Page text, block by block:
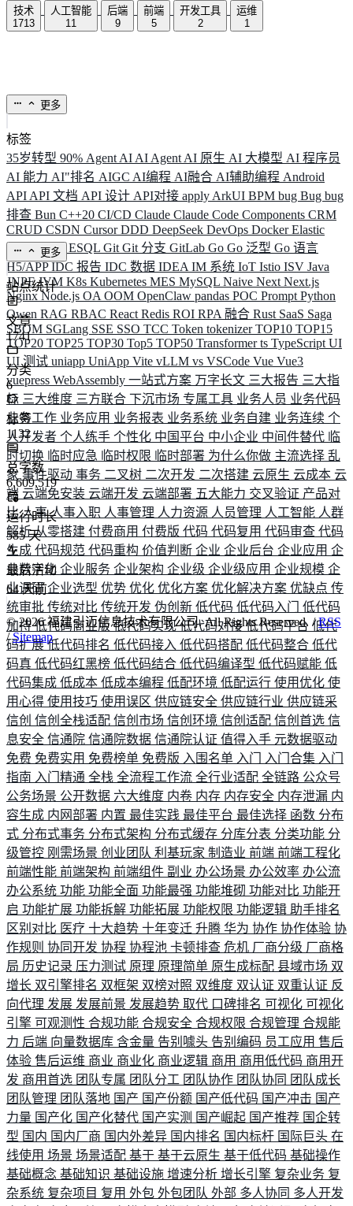
技术
1713
人工智能
11
后端
9
前端
5
开发工具
2
运维
1
更多
标签
35岁转型 90% Agent AI AI Agent AI 原生 AI 大模型 AI 程序员
AI 能力 AI"排名 AIGC AI编程 AI融合 AI辅助编程 Android
API API 文档 API 设计 API对接 apply ArkUI BPM bug Bug bug
排查 Bun C++20 CI/CD Claude Claude Code Components CRM
CRUD CSDN CursorDDD DeepSeek DevOps DockerElastic
ELK ElysiaESQL Git Git 分支 GitLab Go Go 泛型 Go 语言
H5/APPIDC 报告 IDC 数据 IDEA IM 系统 IoT Istio ISV Java
JNPFJVM K8s Kubernetes MES MySQL Naive Next Next.js
NginxNode.js OA OOM OpenClaw pandas POC Prompt Python
Qwen RAG RBAC React Redis ROI RPA 融合 Rust SaaS Saga
SBOM SGLang SSE SSO TCC Token tokenizerTOP10 TOP15
TOP20 TOP25 TOP30 Top5 TOP50 Transformerts TypeScript UI
UI 测试 uniapp UniApp Vite vLLM vs VSCode Vue Vue3
vuepress WebAssembly 一站式方案 万字长文 三大报告 三大指
标 三大维度 三方联合 下沉市场 专属工具 业务人员 业务代码
业务工作 业务应用 业务报表 业务系统 业务自建 业务连续 个
人开发者 个人练手 个性化 中国平台 中小企业 中间件替代 临
时切换 临时应急 临时权限 临时部署 为什么你做 主流选择 乱
象 事件驱动 事务 二叉树 二次开发 二次搭建 云原生 云成本 云
端 云端免安装 云端开发 云端部署 五大能力 交叉验证 产品对
比人事人事入职 人事管理 人力资源 人员管理 人工智能 人群
解析从零搭建 付费商用 付费版 代码 代码复用 代码审查 代码
生成 代码规范 代码重构 价值判断 企业 企业后台 企业应用 企
业数字化 企业服务 企业架构 企业级 企业级应用 企业规模 企
业调研企业选型 优势 优化 优化方案 优化解决方案 优缺点 传
统审批 传统对比 传统开发 伪创新 低代码 低代码入门 低代码
加持低代码商业版低代码实现低代码对接低代码平台 低代
码扩展低代码排名 低代码接入 低代码搭配 低代码整合 低代
码真 低代码红黑榜 低代码结合 低代码编译型 低代码赋能 低
代码集成 低成本 低成本编程 低配环境 低配运行 使用优化 使
用心得 使用技巧 使用误区 供应链安全 供应链行业 供应链采
信创 信创全栈适配 信创市场 信创环境 信创适配 信创首选 信
息安全 信通院 信通院数据 信通院认证 值得入手 元数据驱动
免费 免费实用 免费榜单 免费版 入围名单 入门 入门合集 入门
指南 入门精通 全栈 全流程工作流 全行业适配 全链路 公众号
公务场景 公开数据 六大维度 内卷 内存 内存安全 内存泄漏 内
容生成 内网部署 内置 最佳实践 最佳平台 最佳选择 函数 分布
式 分布式事务 分布式架构 分布式缓存 分库分表 分类功能 分
级管控 刚需场景 创业团队 利基玩家 制造业 前端 前端工程化
前端性能 前端架构 前端组件 副业 办公场景 办公效率 办公流
办公系统 功能 功能全面 功能最强 功能堆砌 功能对比 功能开
启 功能扩展 功能拆解 功能拓展 功能权限 功能逻辑 助手排名
区别对比 医疗 十大趋势 十年变迁 升腾 华为 协作 协作体验 协
作规则 协同开发 协程 协程池 卡顿排查 危机 厂商分级 厂商格
局 历史记录 压力测试 原理 原理简单 原生成标配 县域市场 双
增长 双引擎排名 双框架 双榜对照 双维度 双认证 双重认证 反
向代理 发展 发展前景 发展趋势 取代 口碑排名 可视化 可视化
引擎 可观测性 合规功能 合规安全 合规权限 合规管理 合规能
力 后端 向量数据库 含金量 告别噱头 告别编码 员工应用 售后
体验 售后运维 商业 商业化 商业逻辑 商用 商用低代码 商用开
发 商用首选 团队专属 团队分工 团队协作 团队协同 团队成长
团队管理 团队落地 国产 国产份额 国产低代码 国产冲击 国产
力量 国产化 国产化替代 国产实测 国产崛起 国产推荐 国企转
型 国内 国内厂商 国内外差异 国内排名 国内标杆 国际巨头 在
线使用 场景 场景适配 基于 基于云原生 基于低代码 基础操作
基础概念 基础知识 基础设施 增速分析 增长引擎 复杂业务 复
杂系统 复杂项目 复用 外包 外包团队 外部 多人协同 多人开发
更多
站点统计
文章
1741
分类
6
标签
1132
总字数
6,609,519
运行时长
585 天
最后活动
64 天前
©2026福建引迈信息技术有限公司. All Rights Reserved. /RSS
/Sitemap